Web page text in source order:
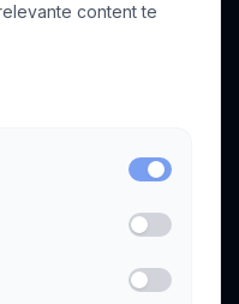
content te